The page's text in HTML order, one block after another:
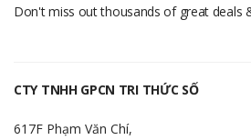
Don't miss out thousands of great deals
CTY TNHH GPCN TRI THỨC SỐ
617F Phạm Văn Chí,